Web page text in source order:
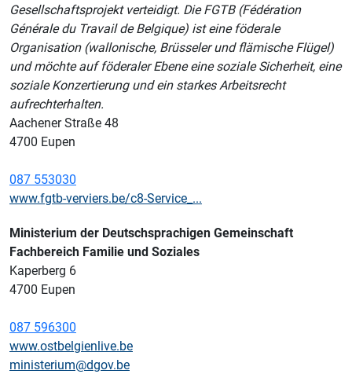
Gesellschaftsprojekt verteidigt. Die FGTB (Fédération
Générale du Travail de Belgique) ist eine föderale
Organisation (wallonische, Brüsseler und flämische Flügel)
und möchte auf föderaler Ebene eine soziale Sicherheit, eine
soziale Konzertierung und ein starkes Arbeitsrecht
aufrechterhalten.
Aachener Straße 48
4700 Eupen
087 553030
www.fgtb-verviers.be/c8-Service_...
Ministerium der Deutschsprachigen Gemeinschaft
Fachbereich Familie und Soziales
Kaperberg 6
4700 Eupen
087 596300
www.ostbelgienlive.be
ministerium@dgov.be